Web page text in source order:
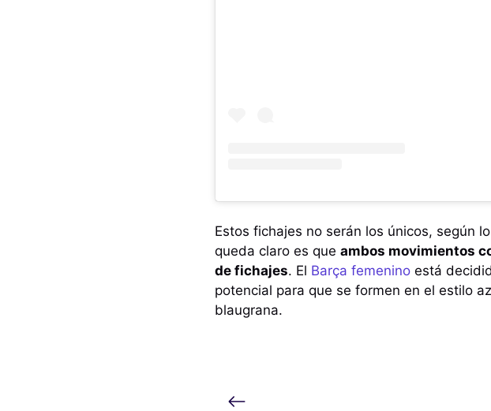
Estos fichajes no serán los únicos, según
queda claro es que ambos movimientos
de fichajes. El Barça femenino está
potencial para que se formen en el estilo
blaugrana.